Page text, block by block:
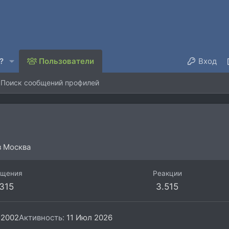
Пользователи Вход
Поиск сообщений профилей
Москва
Реакции
3.515
Активность 11 Июл 2026